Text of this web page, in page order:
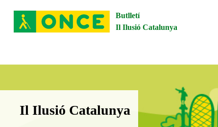
Butlletí
Il Ilusió Catalunya
Boletín Il·lusió Catalunya
Il Ilusió Catalunya